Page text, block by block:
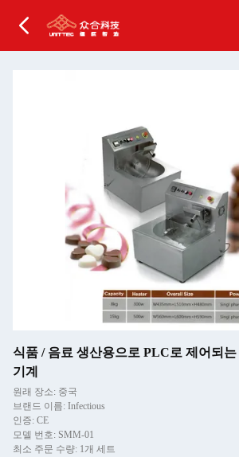
식품 / 음료 생산용으로 PLC로 제어되
기계
원래 장소: 중국
브랜드 이름: Infectious
인증: CE
모델 번호: SMM-01
최소 주문 수량: 1개 세트